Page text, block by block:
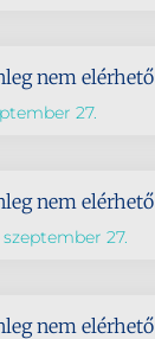
nem elérhető
27.
nem elérhető
szeptember 27.
nem elérhető